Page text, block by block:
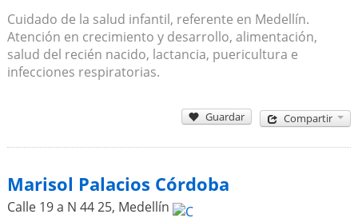
Cuidado de la salud infantil, referente en Medellín.
Atención en crecimiento y desarrollo, alimentación,
salud del recién nacido, lactancia, puericultura e
infecciones respiratorias.
Guardar Compartir
Marisol Palacios Córdoba
Calle 19 a N 44 25, Medellín